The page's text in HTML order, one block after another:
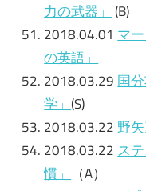
力の武器」 (B)
2018.04.01 マ
の英語」
2018.03.29 国
学」(S)
2018.03.22野
2018.03.22 ス
慣」
（A）